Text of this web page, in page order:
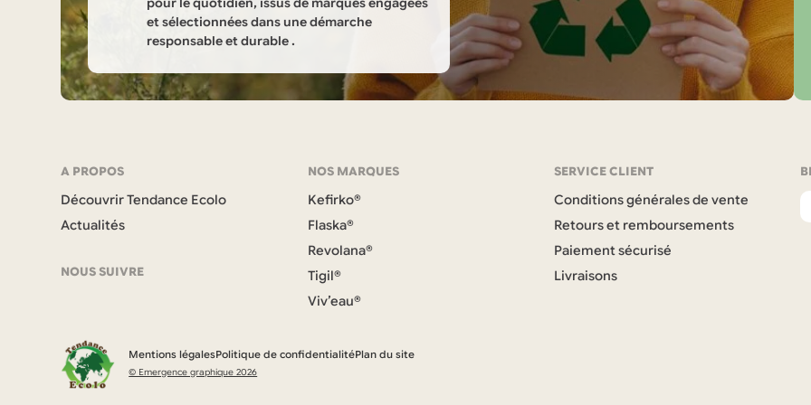
Informations
la
boutique
Tendance
Ecolo
et sélectionnées dans une démarche
responsable et durable .
Navigation
A PROPOS
Découvrir Tendance Ecolo
Actualités
NOUS SUIVRE
c
e
b
NOS MARQUES
Kefirko®
Flaska®
Revolana®
Tigil®
Viv’eau®
SERVICE CLIENT
Conditions générales de vente
Retours et remboursements
Paiement sécurisé
Livraisons
Mentions légalesPolitique de confidentialitéPlan du site
© Emergence graphique 2026